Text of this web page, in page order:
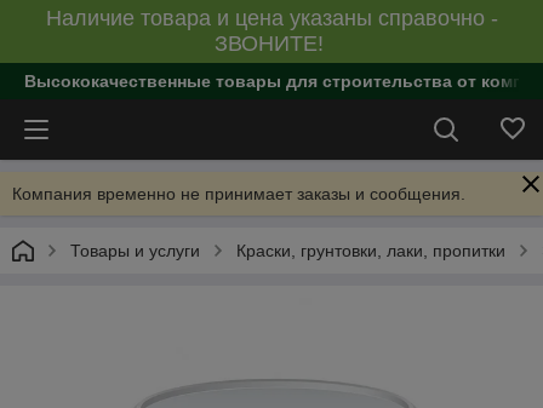
Наличие товара и цена указаны справочно -
ЗВОНИТЕ!
Высококачественные товары для строительства от
Компания временно не принимает заказы и сообщения.
Товары и услуги Краски, грунтовки, лаки, пропитки